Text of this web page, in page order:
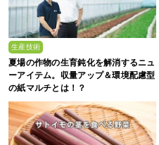
生産技術
夏場の作物の生育鈍化を解消するニュ
ーアイテム。収量アップ＆環境配慮型
の紙マルチとは！？